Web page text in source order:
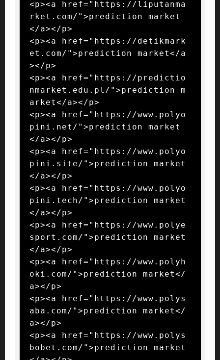
<p><a href="https://liputanma
rket.com/">prediction market
</a></p>
<p><a href="https://detikmark
et.com/">prediction market</a
></p>
<p><a href="https://predictio
nmarket.edu.pl/">prediction m
arket</a></p>
<p><a href="https://www.polyo
pini.net/">prediction market
</a></p>
<p><a href="https://www.polyo
pini.site/">prediction market
</a></p>
<p><a href="https://www.polyo
pini.tech/">prediction market
</a></p>
<p><a href="https://www.polye
sport.com/">prediction market
</a></p>
<p><a href="https://www.polyh
oki.com/">prediction market</
a></p>
<p><a href="https://www.polys
aba.com/">prediction market</
a></p>
<p><a href="https://www.polys
bobet.com/">prediction market